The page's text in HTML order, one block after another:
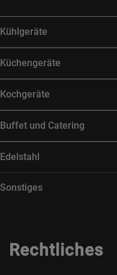
Kühlgeräte
Küchengeräte
Kochgeräte
Buffet und Catering
Edelstahl
Sonstiges
Rechtliches